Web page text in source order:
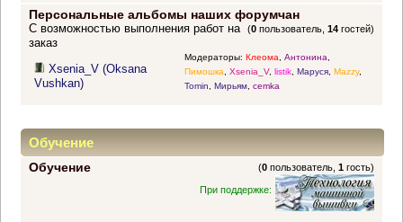
Персональные альбомы наших форумчан
(0 пользователь,14 гостей)
С возможностью выполнения работ на
заказ
Xsenia_V (Oksana
Vushkan)
Модераторы: Клеома, Антонина,
Пимошка, Xsenia_V, listik, Маруся, Mazzy,
Tomin, Мирьям, cemka
Обучение
Обучение (0 пользователь,1 гость)
При поддержке: